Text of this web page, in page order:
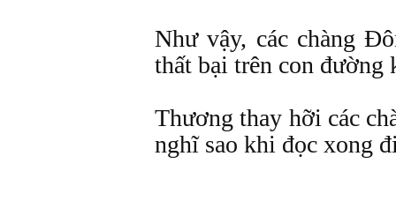
Như vậy, các chàng
thất bại trên con đường
Thương thay hỡi các
nghĩ sao khi đọc xong